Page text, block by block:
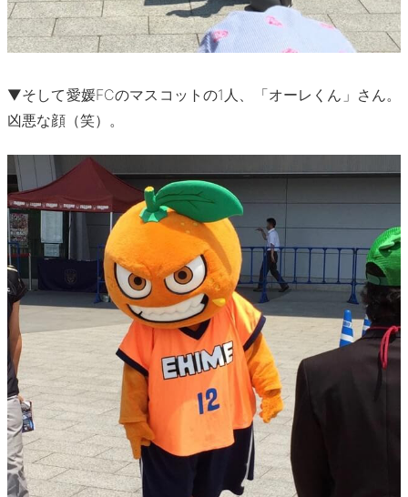
▼そして愛媛FCのマスコットの1人、「オーレくん」さん。
凶悪な顔（笑）。